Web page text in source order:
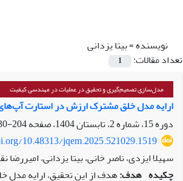
نویسنده =بیتا یزدانی
تعداد مقالات:
1
مدل‌سازی تصمیم‌گیری و تحقیق در عملیات در مهندسی کیفیت
ارایه مدل خلق مشترک ارزش در استارت
دوره 15، شماره 2، تابستان 1404، صفحه
204-230
10.48313/jqem.2025.521029.1519
سهیلا ایزدی، ناصر خانی، بیتا یزدانی، امیررضا
چکیده هدف:هدف از این تحقیق، ارایه